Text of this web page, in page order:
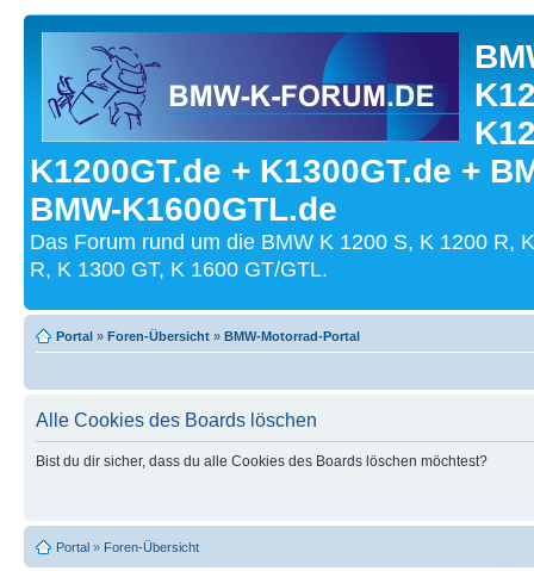
K1200GT.de + K1300GT.de +
BMW-K1600GTL.de
Das Forum rund um die BMW K 1200 S, K 1200 R,
R, K 1300 GT, K 1600 GT/GTL.
Portal » Foren-Übersicht » BMW-Motorrad-Portal
Alle Cookies des Boards löschen
Bist du dir sicher, dass du alle Cookies des Boards löschen möchtest?
Portal » Foren-Übersicht